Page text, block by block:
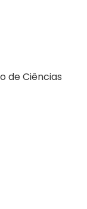
de Ciências